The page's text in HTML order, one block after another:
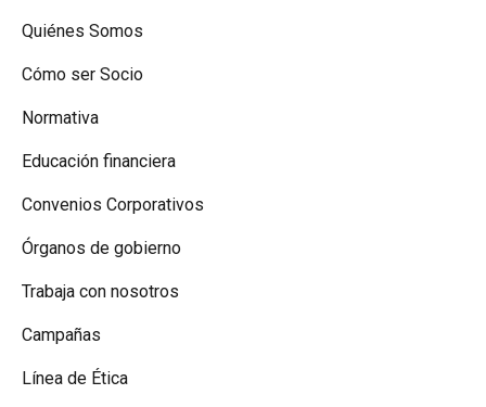
Quiénes Somos
Cómo ser Socio
Normativa
Educación financiera
Convenios Corporativos
Órganos de gobierno
Trabaja con nosotros
Campañas
Línea de Ética